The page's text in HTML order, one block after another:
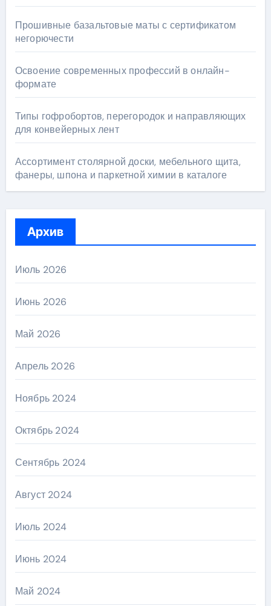
Прошивные базальтовые маты с сертификатом
негорючести
Освоение современных профессий в онлайн-
формате
Типы гофробортов, перегородок и направляющих
для конвейерных лент
Ассортимент столярной доски, мебельного щита,
фанеры, шпона и паркетной химии в каталоге
Архив
Июль 2026
Июнь 2026
Май 2026
Апрель 2026
Ноябрь 2024
Октябрь 2024
Сентябрь 2024
Август 2024
Июль 2024
Июнь 2024
Май 2024